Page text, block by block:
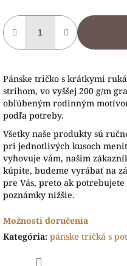
Pánske tričko s krátkymi
strihom, vo vyššej 200 g/m
obľúbeným rodinným
podľa potreby.
Všetky naše produkty sú
pri jednotlivých kusoch
vyhovuje vám, našim
kúpite, budeme vyrábať na
pre Vás, preto ak
poznámky nižšie.
Možnosti doručenia
Kategória: pánske tričká s